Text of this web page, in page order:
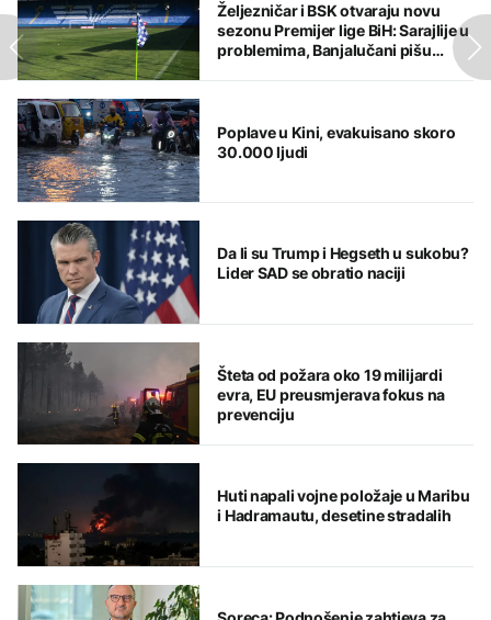
Željezničar i BSK otvaraju novu
sezonu Premijer lige BiH: Sarajlije u
problemima, Banjalučani pišu
Poplave u Kini, evakuisano skoro
30.000 ljudi
Da li su Trump i Hegseth u sukobu?
Lider SAD se obratio naciji
Šteta od požara oko 19 milijardi
evra, EU preusmjerava fokus na
prevenciju
Huti napali vojne položaje u Maribu
i Hadramautu, desetine stradalih